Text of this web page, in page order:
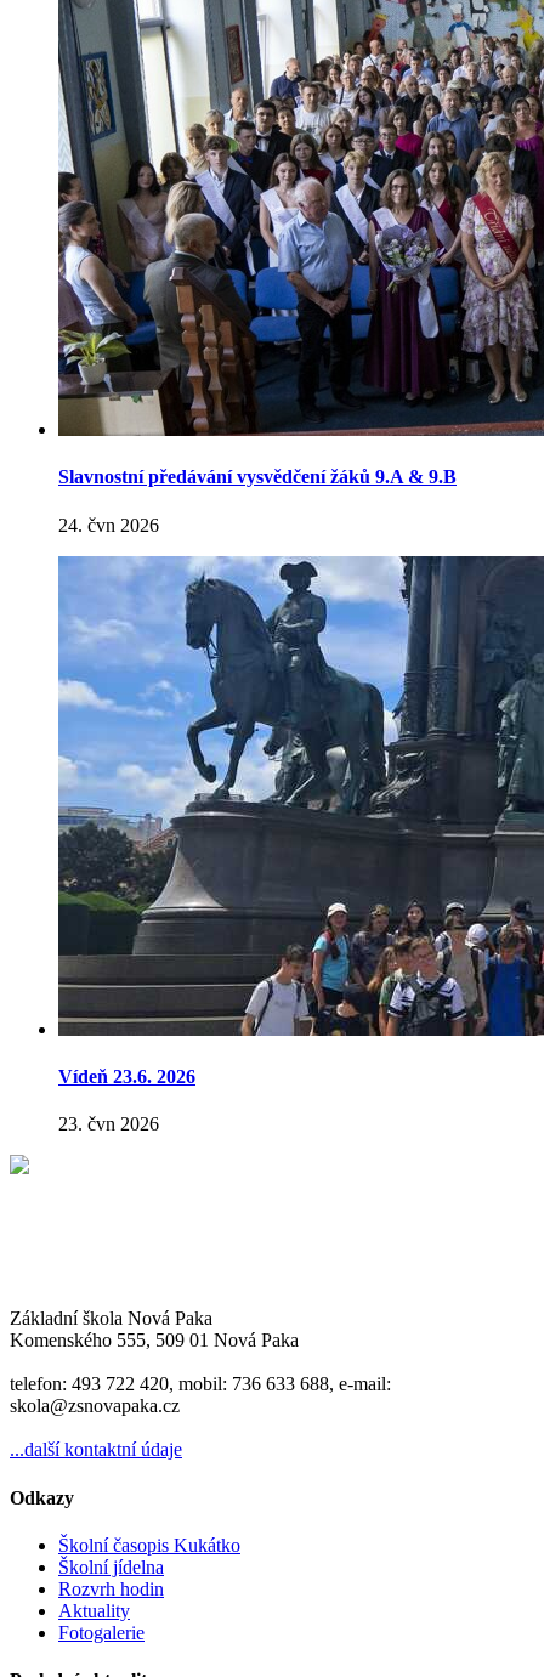
Slavnostní předávání vysvědčení žáků 9.A & 9.B
24. čvn 2026
Vídeň 23.6. 2026
23. čvn 2026
Základní škola Nová Paka
Komenského 555, 509 01 Nová Paka
telefon: 493 722 420, mobil: 736 633 688, e-mail:
skola@zsnovapaka.cz
...další kontaktní údaje
Odkazy
Školní časopis Kukátko
Školní jídelna
Rozvrh hodin
Aktuality
Fotogalerie